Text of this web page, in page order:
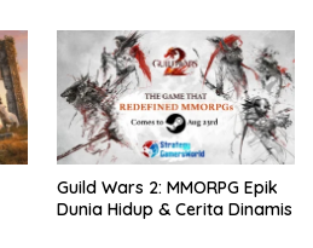
Guild Wars 2: MMORPG Epik
Dunia Hidup & Cerita Dinamis